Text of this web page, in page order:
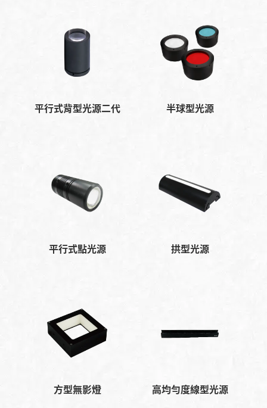
平行式背型光源二代 半球型光源
平行式點光源 拱型光源
方型無影燈 高均勻度線型光源